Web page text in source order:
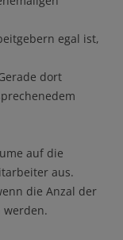
egal ist,
dort
auf die
aus.
die Anzal der
werden.